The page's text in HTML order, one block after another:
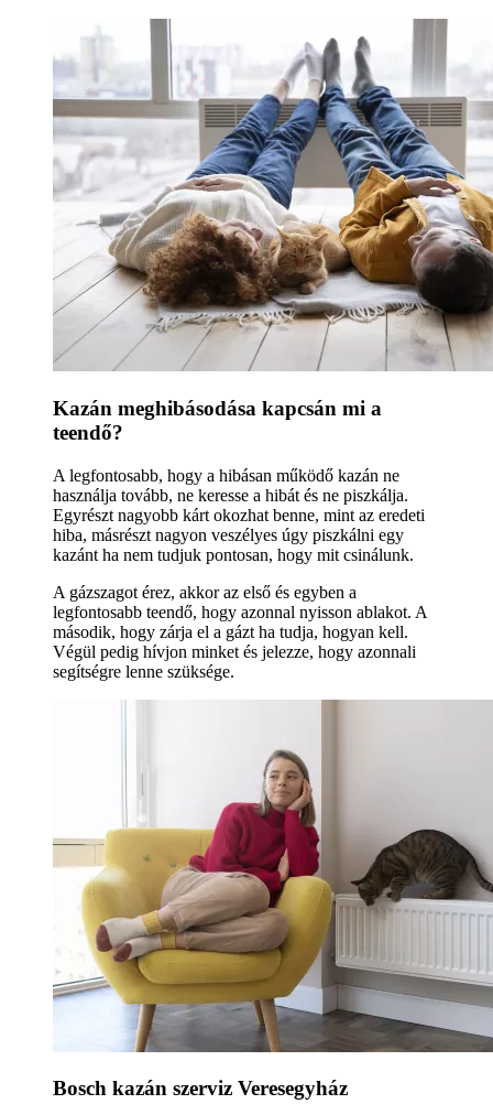
Kazán meghibásodása kapcsán mi a
teendő?
A legfontosabb, hogy a hibásan működő kazán ne
használja tovább, ne keresse a hibát és ne piszkálja.
Egyrészt nagyobb kárt okozhat benne, mint az eredeti
hiba, másrészt nagyon veszélyes úgy piszkálni egy
kazánt ha nem tudjuk pontosan, hogy mit csinálunk.
A gázszagot érez, akkor az első és egyben a
legfontosabb teendő, hogy azonnal nyisson ablakot. A
második, hogy zárja el a gázt ha tudja, hogyan kell.
Végül pedig hívjon minket és jelezze, hogy azonnali
segítségre lenne szüksége.
Bosch kazán szerviz Veresegyház